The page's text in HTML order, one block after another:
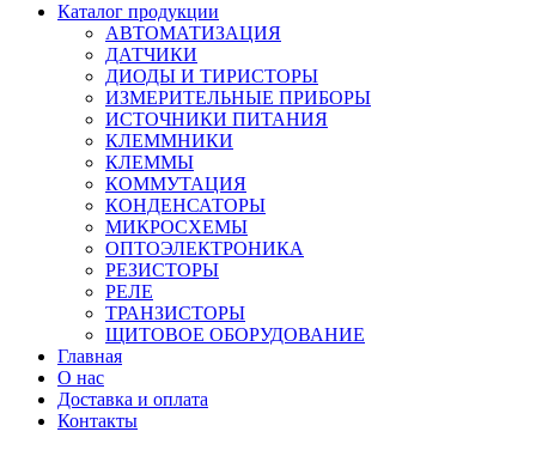
Каталог продукции
АВТОМАТИЗАЦИЯ
ДАТЧИКИ
ДИОДЫ И ТИРИСТОРЫ
ИЗМЕРИТЕЛЬНЫЕ ПРИБОРЫ
ИСТОЧНИКИ ПИТАНИЯ
КЛЕММНИКИ
КЛЕММЫ
КОММУТАЦИЯ
КОНДЕНСАТОРЫ
МИКРОСХЕМЫ
ОПТОЭЛЕКТРОНИКА
РЕЗИСТОРЫ
РЕЛЕ
ТРАНЗИСТОРЫ
ЩИТОВОЕ ОБОРУДОВАНИЕ
Главная
О нас
Доставка и оплата
Контакты